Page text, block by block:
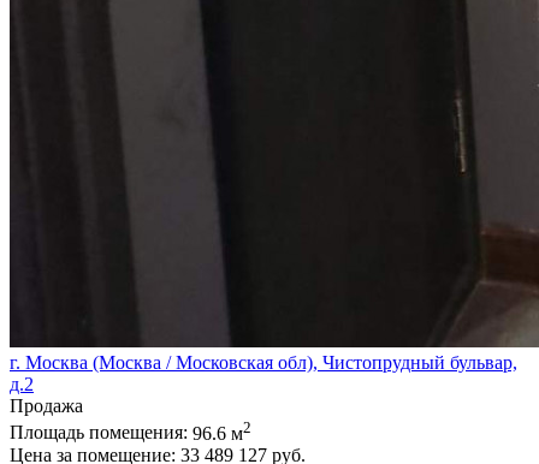
г. Москва (Москва / Московская обл), Чистопрудный бульвар,
д.2
Продажа
Площадь помещения: 96.6 м2
Цена за помещение: 33 489 127 руб.